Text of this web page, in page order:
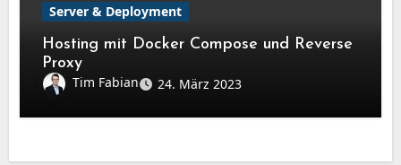
Server & Deployment
Hosting mit Docker Compose und Reverse
Proxy
Tim Fabian
24. März 2023